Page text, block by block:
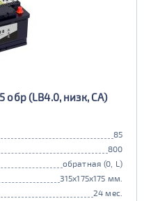
обр (LB4.0, низк, CA)
85
800
обратная (0, L)
315x175x175 мм.
24 мес.